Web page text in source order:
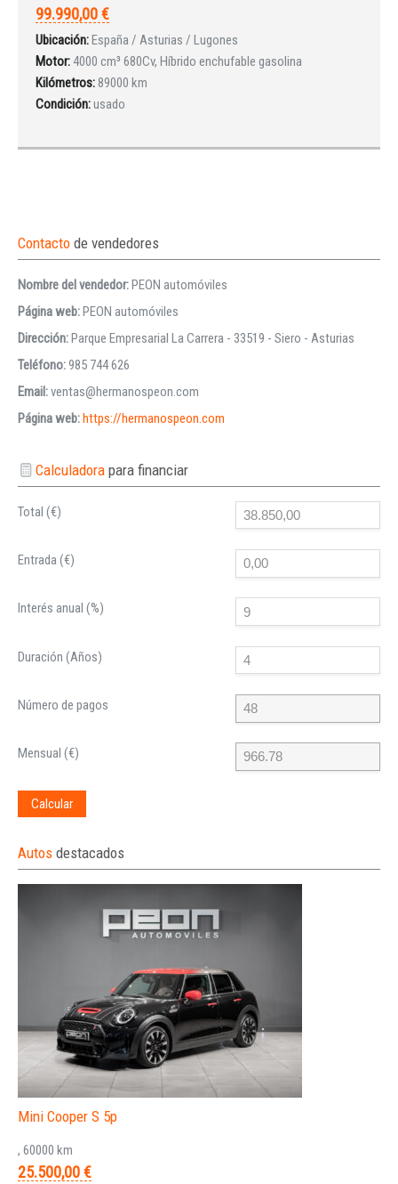
99.990,00 €
Ubicación:España / Asturias / Lugones
Motor:4000 cm³ 680Cv, Híbrido enchufable gasolina
Kilómetros: 89000 km
Condición:usado
Contacto de vendedores
Nombre del vendedor:PEON automóviles
Página web:PEON automóviles
Dirección:Parque Empresarial La Carrera - 33519 - Siero - Asturias
Teléfono:985 744 626
Email:ventas@hermanospeon.com
Página web:https://hermanospeon.com
Calculadorapara financiar
Total (€)
Entrada (€)
Interés anual (%)
Duración (Años)
Número de pagos
Mensual (€)
Calcular
Autos destacados
Mini Cooper S 5p
, 60000 km
25.500,00 €